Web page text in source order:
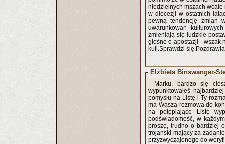
niedzielnych mszach wcale
w diecezji w ostatnich
pewną tendencję zmian
uwarunkowań
zmieniają się ludzkie
głośno o apostazji - wszak
kuli.Sprawdzi
Elżbieta Binswanger-
Marku, bardzo się
wypunktowałeś
pomysłu na Listę i Ty
ma Wasza rozmowa do
na potępiające Listę
podświadomość, w
proszę, trudno o bardziej
trojański mający za
przyzwyczajonego do